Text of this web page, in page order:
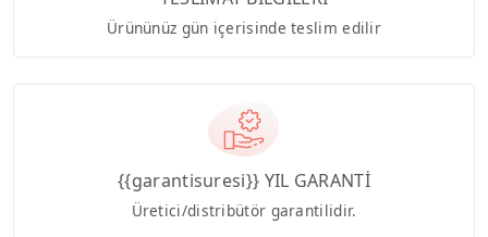
Ürününüz gün içerisinde teslim edilir
{{garantisuresi}} YIL GARANTİ
Üretici/distribütör garantilidir.